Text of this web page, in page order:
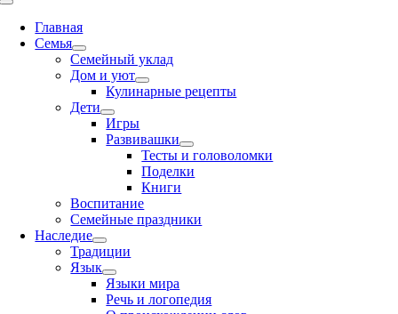
Toggle
NavigationГлавная
Семья
Семейный уклад
Дом и уют
Кулинарные рецепты
Дети
Игры
Развивашки
Тесты и головоломки
Поделки
Книги
Воспитание
Семейные праздники
Наследие
Традиции
Язык
Языки мира
Речь и логопедия